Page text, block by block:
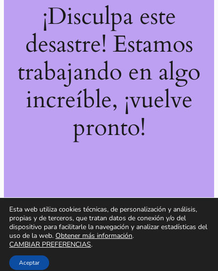
¡Disculpa este
desastre! Estamos
trabajando en algo
increíble, ¡vuelve
pronto!
Esta web utiliza cookies técnicas, de personalización y análisis,
propias y de terceros, que tratan datos de conexión y/o del
dispositivo para facilitarle la navegación y analizar estadísticas del
uso de la web. Obtener más información.
CAMBIAR PREFERENCIAS.
Aceptar